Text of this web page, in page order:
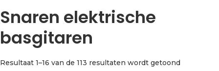
Snaren elektrische
basgitaren
Resultaat 1–16 van de 113 resultaten wordt getoond